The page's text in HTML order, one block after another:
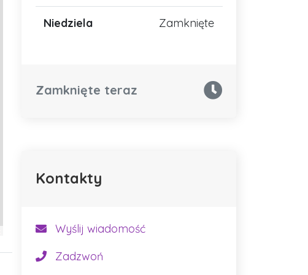
Niedziela Zamknięte
Zamknięte teraz
Kontakty
Wyślij wiadomość
Zadzwoń